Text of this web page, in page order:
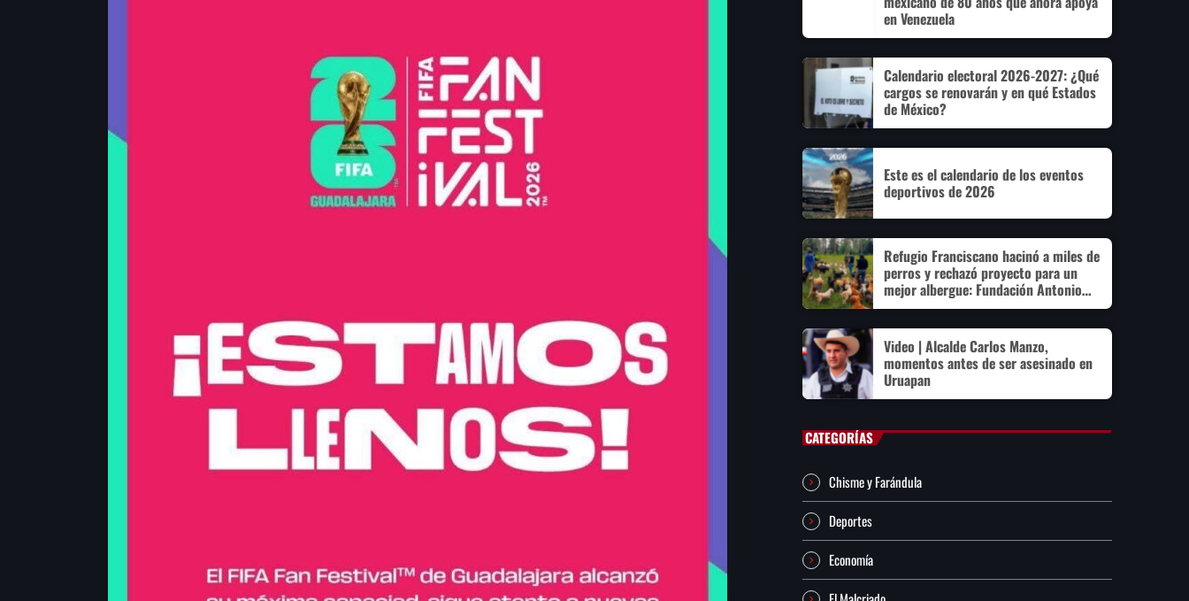
en Venezuela
Calendario electoral 2026-2027: ¿Qué
cargos se renovarán y en qué Estados
de México?
Este es el calendario de los eventos
deportivos de 2026
Refugio Franciscano hacinó a miles de
perros y rechazó proyecto para un
mejor albergue: Fundación Antonio
Hagenbeck
Video | Alcalde Carlos Manzo,
momentos antes de ser asesinado en
Uruapan
CATEGORÍAS
Chisme y Farándula
Deportes
Economía